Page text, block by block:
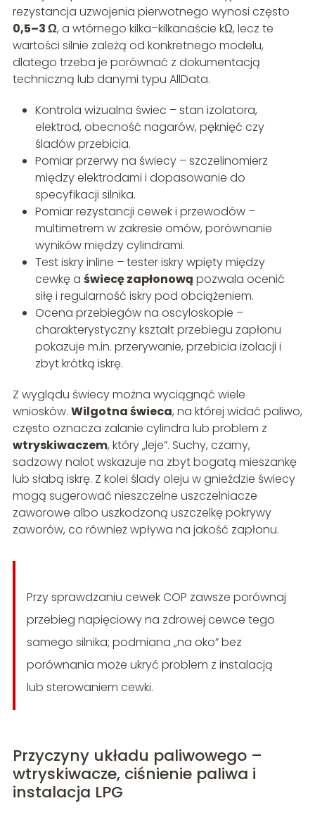
rezystancja uzwojenia pierwotnego wynosi często
0,5–3 Ω, a wtórnego kilka–kilkanaście kΩ, lecz te
wartości silnie zależą od konkretnego modelu,
dlatego trzeba je porównać z dokumentacją
techniczną lub danymi typu AllData.
Kontrola wizualna świec – stan izolatora,
elektrod, obecność nagarów, pęknięć czy
śladów przebicia.
Pomiar przerwy na świecy – szczelinomierz
między elektrodami i dopasowanie do
specyfikacji silnika.
Pomiar rezystancji cewek i przewodów –
multimetrem w zakresie omów, porównanie
wyników między cylindrami.
Test iskry inline – tester iskry wpięty między
cewkę a świecę zapłonową pozwala ocenić
siłę i regularność iskry pod obciążeniem.
Ocena przebiegów na oscyloskopie –
charakterystyczny kształt przebiegu zapłonu
pokazuje m.in. przerywanie, przebicia izolacji i
zbyt krótką iskrę.
Z wyglądu świecy można wyciągnąć wiele
wniosków. Wilgotna świeca, na której widać paliwo,
często oznacza zalanie cylindra lub problem z
wtryskiwaczem, który „leje”. Suchy, czarny,
sadzowy nalot wskazuje na zbyt bogatą mieszankę
lub słabą iskrę. Z kolei ślady oleju w gnieździe świecy
mogą sugerować nieszczelne uszczelniacze
zaworowe albo uszkodzoną uszczelkę pokrywy
zaworów, co również wpływa na jakość zapłonu.
Przy sprawdzaniu cewek COP zawsze porównaj
przebieg napięciowy na zdrowej cewce tego
samego silnika; podmiana „na oko” bez
porównania może ukryć problem z instalacją
lub sterowaniem cewki.
Przyczyny układu paliwowego –
wtryskiwacze, ciśnienie paliwa i
instalacja LPG